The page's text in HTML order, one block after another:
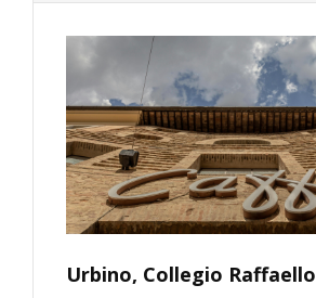
Urbino, Collegio Raffaello